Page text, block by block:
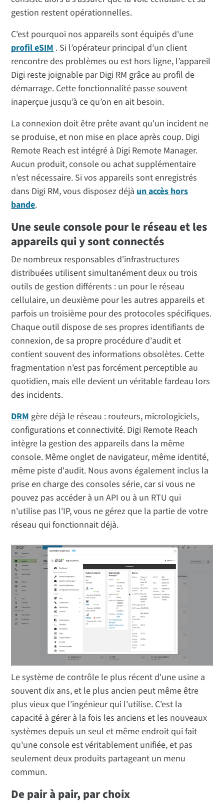
gestion restent opérationnelles.
C'est pourquoi nos appareils sont équipés d'une
profil eSIM. Si l’opérateur principal d’un client
rencontre des problèmes ou est hors ligne, l’appareil
Digi reste joignable par Digi RM grâce au profil de
démarrage. Cette fonctionnalité passe souvent
inaperçue jusqu’à ce qu’on en ait besoin.
La connexion doit être prête avant qu'un incident ne
se produise, et non mise en place après coup. Digi
Remote Reach est intégré à Digi Remote Manager.
Aucun produit, console ou achat supplémentaire
n'est nécessaire. Si vos appareils sont enregistrés
dans Digi RM, vous disposez déjàun accès hors
bande.
Une seule console pour le réseau et les
appareils qui y sont connectés
De nombreux responsables d'infrastructures
distribuées utilisent simultanément deux ou trois
outils de gestion différents : un pour le réseau
cellulaire, un deuxième pour les autres appareils et
parfois un troisième pour des protocoles spécifiques.
Chaque outil dispose de ses propres identifiants de
connexion, de sa propre procédure d'audit et
contient souvent des informations obsolètes. Cette
fragmentation n'est pas forcément perceptible au
quotidien, mais elle devient un véritable fardeau lors
des incidents.
DRMgère déjà le réseau : routeurs, micrologiciels,
configurations et connectivité. Digi Remote Reach
intègre la gestion des appareils dans la même
console. Même onglet de navigateur, même identité,
même piste d'audit. Nous avons également inclus la
prise en charge des consoles série, car si vous ne
pouvez pas accéder à un API ou à un RTU qui
n'utilise pas l'IP, vous ne gérez que la partie de votre
réseau qui fonctionnait déjà.
Le système de contrôle le plus récent d'une usine a
souvent dix ans, et le plus ancien peut même être
plus vieux que l'ingénieur qui l'utilise. C'est la
capacité à gérer à la fois les anciens et les nouveaux
systèmes depuis un seul et même endroit qui fait
qu'une console est véritablement unifiée, et pas
seulement deux produits partageant un menu
commun.
De pair à pair, par choix